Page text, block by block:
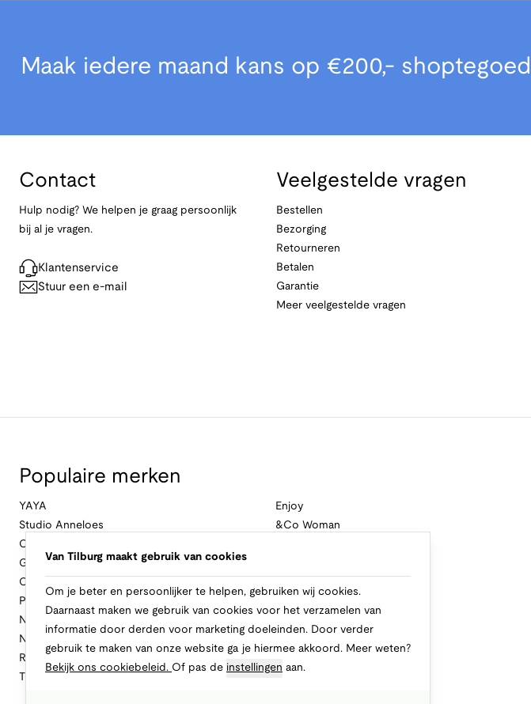
Maak iedere maand kans op €200,- shoptegoed
Contact
Hulp nodig? We helpen je graag persoonlijk
bij al je vragen.
Klantenservice
Stuur een e-mail
Veelgestelde vragen
Bestellen
Bezorging
Retourneren
Betalen
Garantie
Meer veelgestelde vragen
Populaire merken
YAYA
Studio Anneloes
Cambio
Geisha
Cast Iron
Profuomo
No Excess
New Balance
Rinascimento
Tramontana
Enjoy
&Co Woman
Van Tilburg maakt gebruik van cookies
Om je beter en persoonlijker te helpen, gebruiken wij cookies.
Daarnaast maken we gebruik van cookies voor het verzamelen van
informatie door derden voor marketing doeleinden. Door verder
gebruik te maken van onze website ga je hiermee akkoord. Meer weten?
Bekijk ons cookiebeleid. Of pas de instellingen aan.